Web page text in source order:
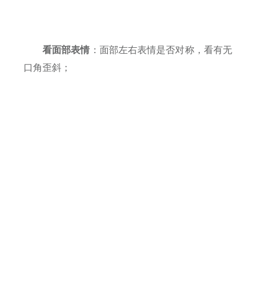
看面部表情 ： 面部左右表情是否对称，看有无
口角歪斜；